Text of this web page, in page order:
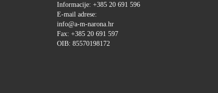
Informacije: +385 20 691 596
E-mail adrese:
info@a-m-narona.hr
Fax: +385 20 691 597
OIB: 85570198172